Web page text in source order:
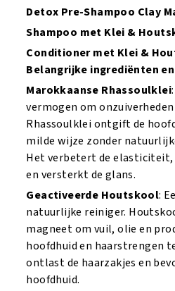
Detox Pre-Shampoo Clay
Shampoo met Klei &
Conditioner met Klei &
Belangrijke ingrediënten
Marokkaanse Rhassoulklei
vermogen om
Rhassoulklei ontgift de
milde wijze zonder
Het verbetert de
en versterkt de glans.
Geactiveerde Houtskool:
natuurlijke reiniger.
magneet om vuil, olie en
hoofdhuid en haarstrengen
ontlast de haarzakjes en
hoofdhuid.